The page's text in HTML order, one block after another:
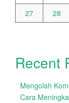
27
28
Recent
Mengolah
Cara